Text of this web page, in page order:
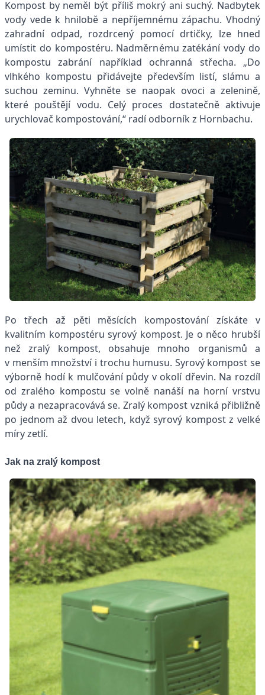
Kompost by neměl být příliš mokrý ani suchý. Nadbytek
vody vede k hnilobě a nepříjemnému zápachu. Vhodný
zahradní odpad, rozdrcený pomocí drtičky, lze hned
umístit do kompostéru. Nadměrnému zatékání vody do
kompostu zabrání například ochranná střecha. „Do
vlhkého kompostu přidávejte především listí, slámu a
suchou zeminu. Vyhněte se naopak ovoci a zelenině,
které pouštějí vodu. Celý proces dostatečně aktivuje
urychlovač kompostování,“ radí odborník z Hornbachu.
Po třech až pěti měsících kompostování získáte v
kvalitním kompostéru syrový kompost. Je o něco hrubší
než zralý kompost, obsahuje mnoho organismů a
v menším množství i trochu humusu. Syrový kompost se
výborně hodí k mulčování půdy v okolí dřevin. Na rozdíl
od zralého kompostu se volně nanáší na horní vrstvu
půdy a nezapracovává se. Zralý kompost vzniká přibližně
po jednom až dvou letech, když syrový kompost z velké
míry zetlí.
Jak na zralý kompost